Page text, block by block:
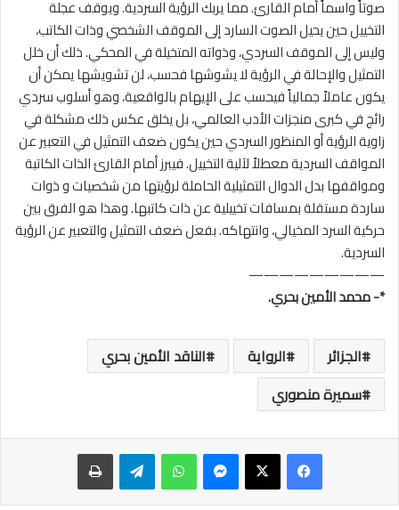
صوتاً واسماً أمام القارئ. مما يربك الرؤية السردية. ويوقف عجلة
التخييل حين يحيل الصوت السارد إلى الموقف الشخصي وذات الكاتب،
وليس إلى الموقف السردي، وذواته المتخيلة في المحكي. ذلك أن خلل
التمثيل والإحالة في الرؤية لا يشوشها فحسب، لن تشويشها يمكن أن
يكون عاملاً جمالياً فيحسب على الإيهام بالواقعية، وهو أسلوب سردي
رائج في كبرى منجزات الأدب العالمي، بل يخلق عكس ذلك مشكلة في
زاوية الرؤية أو المنظور السردي حين يكون ضعف التمثيل في التعبير عن
المواقف السردية معطلاً لآلية التخييل. فيبرز أمام القارئ الذات الكاتبة
ومواقفها بدل الدوال التمثيلية الحاملة لرؤيتها من شخصيات و ذوات
ساردة مستقلة بمسافات تخييلية عن ذات كاتبها. وهذا هو الفرق بين
حركية السرد المخيالي، وانتهاكه. بفعل ضعف التمثيل والتعبير عن الرؤية
السردية.
—————————
*- محمد الأمين بحري.
الجزائر الرواية
الناقد الأمين بحري
سميرة منصوري
ماسنجر واتساب تيلقرام